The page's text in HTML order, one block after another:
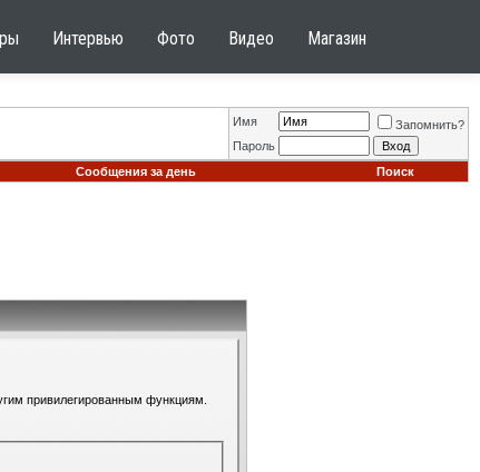
Интервью Фото Видео Магазин
Имя
Запомнить?
Пароль
Сообщения за день Поиск
привилегированным функциям.